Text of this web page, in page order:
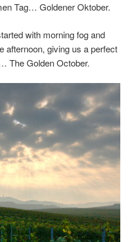
Tag… Goldener Oktober.
with morning fog and
afternoon, giving us a perfect
The Golden October.